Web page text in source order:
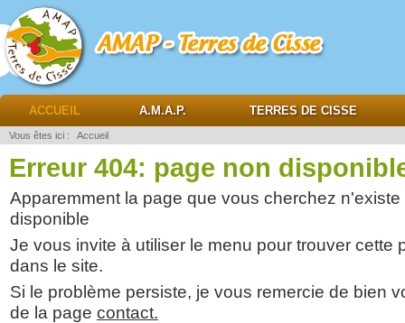
AMAP Terres de cisse
ACCUEIL A.M.A.P. TERRES DE CISSE
Vous êtes ici : Accueil
Erreur 404: page non
Apparemment la page que vous cherchez
disponible
Je vous invite à utiliser le menu pour trouver cette
dans le site.
Si le problème persiste, je vous remercie de bien
de la page contact.